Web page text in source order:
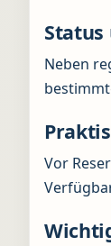
Status
Neben
Vor